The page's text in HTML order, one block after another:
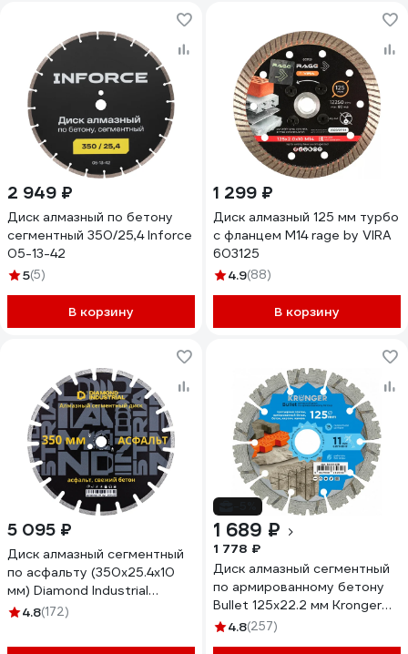
2 949 ₽
Диск алмазный по бетону
сегментный 350/25,4 Inforce
05-13-42
5(5)
В корзину
1 299 ₽
Диск алмазный 125 мм турбо
с фланцем М14 rage by VIRA
603125
4.9(88)
В корзину
5 095 ₽
Диск алмазный сегментный
по асфальту (350х25.4х10
мм) Diamond Industrial
DIDA350
4.8(172)
1 689 ₽
1 778 ₽
Диск алмазный сегментный
по армированному бетону
Bullet 125x22.2 мм Kronger
B200125B
4.8(257)